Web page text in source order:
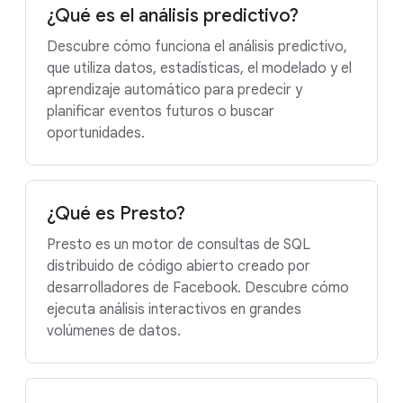
¿Qué es el análisis predictivo?
Descubre cómo funciona el análisis predictivo,
que utiliza datos, estadísticas, el modelado y el
aprendizaje automático para predecir y
planificar eventos futuros o buscar
oportunidades.
¿Qué es Presto?
Presto es un motor de consultas de SQL
distribuido de código abierto creado por
desarrolladores de Facebook. Descubre cómo
ejecuta análisis interactivos en grandes
volúmenes de datos.